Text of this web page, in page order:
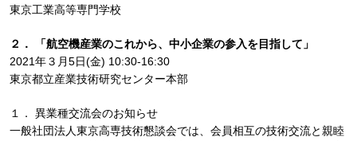
東京工業高等専門学校
２． 「航空機産業のこれから、中小企業の参入を目指して」
2021年３月5日(金) 10:30-16:30
東京都立産業技術研究センター本部
１． 異業種交流会のお知らせ
一般社団法人東京高専技術懇談会では、会員相互の技術交流と親睦